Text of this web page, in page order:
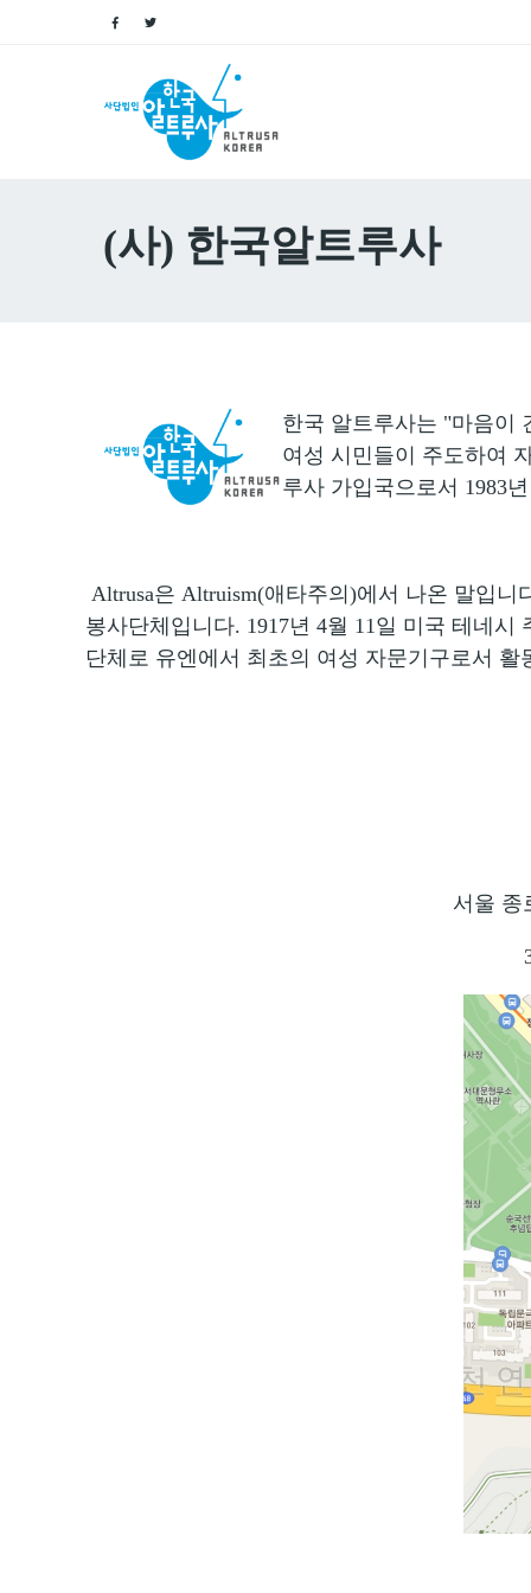
(사) 한국알트루사
한국 알트루사는 "마음이
여성 시민들이 주도하여
루사 가입국으로서 1983
Altrusa은 Altruism(애타주의)에서 나온 말입니
봉사단체입니다. 1917년 4월 11일 미국 테네
단체로 유엔에서 최초의 여성 자문기구로서
서울 종로구 통일로12길
3호선 독립문역 3번